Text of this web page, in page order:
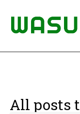
All posts